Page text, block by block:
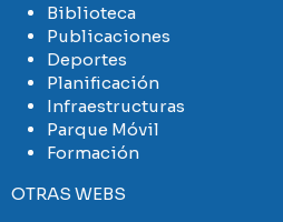
Biblioteca
Publicaciones
Deportes
Planificación
Infraestructuras
Parque Móvil
Formación
OTRAS WEBS